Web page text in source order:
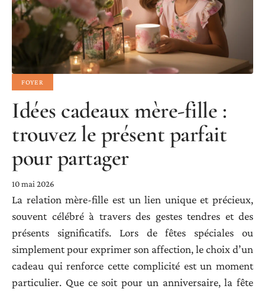
FOYER
Idées cadeaux mère-fille :
trouvez le présent parfait
pour partager
10 mai 2026
La relation mère-fille est un lien unique et précieux,
souvent célébré à travers des gestes tendres et des
présents significatifs. Lors de fêtes spéciales ou
simplement pour exprimer son affection, le choix d’un
cadeau qui renforce cette complicité est un moment
particulier. Que ce soit pour un anniversaire, la fête